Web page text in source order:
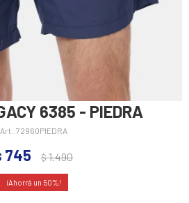
6385 - PIEDRA
72960PIEDRA
745 $1.490
50